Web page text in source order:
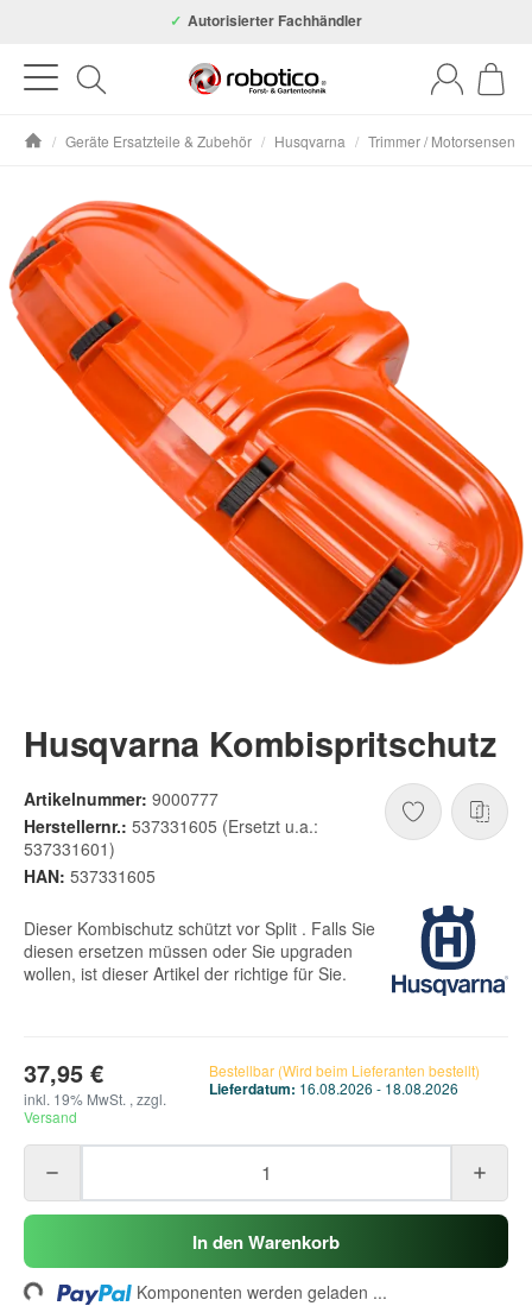
Autorisierter Fachhändler
/ Geräte Ersatzteile & Zubehör / Husqvarna / Trimmer / Motorsensen
Husqvarna Kombispritschutz
Artikelnummer: 9000777
Herstellernr.: 537331605 (Ersetzt u.a.:
537331601)
HAN: 537331605
Dieser Kombischutz schützt vor Split . Falls Sie
diesen ersetzen müssen oder Sie upgraden
wollen, ist dieser Artikel der richtige für Sie.
37,95 €
inkl. 19% MwSt. , zzgl.
Versand
Bestellbar (Wird beim Lieferanten bestellt)
Lieferdatum: 16.08.2026 - 18.08.2026
In den Warenkorb
Komponenten werden geladen ...